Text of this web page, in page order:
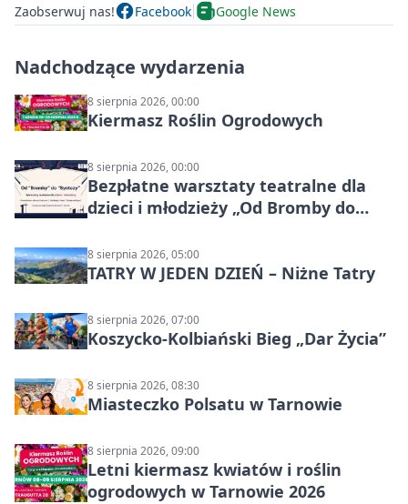
Zaobserwuj nas! Facebook Google News
Nadchodzące wydarzenia
8 sierpnia 2026, 00:00
Kiermasz Roślin Ogrodowych
8 sierpnia 2026, 00:00
Bezpłatne warsztaty teatralne dla
dzieci i młodzieży „Od Bromby do
8 sierpnia 2026, 05:00
TATRY W JEDEN DZIEŃ – Niżne Tatry
8 sierpnia 2026, 07:00
Koszycko-Kolbiański Bieg „Dar Życia”
8 sierpnia 2026, 08:30
Miasteczko Polsatu w Tarnowie
8 sierpnia 2026, 09:00
Letni kiermasz kwiatów i roślin
ogrodowych w Tarnowie 2026